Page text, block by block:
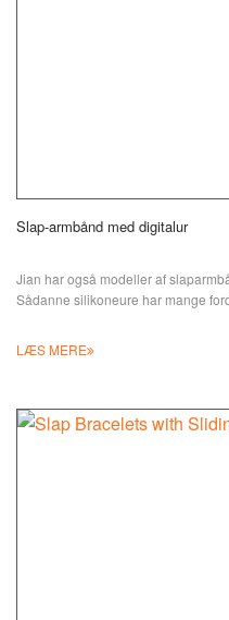
Slap-armbånd med digitalur
Jian har også modeller af
Sådanne silikoneure har mange
LÆS MERE